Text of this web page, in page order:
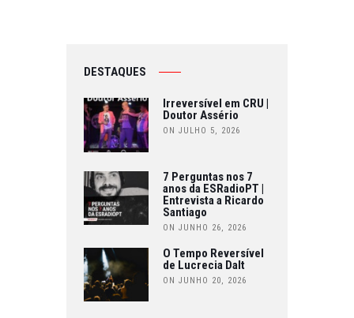
DESTAQUES
Irreversível em CRU |
Doutor Assério
ON JULHO 5, 2026
7 Perguntas nos 7
anos da ESRadioPT |
Entrevista a Ricardo
Santiago
ON JUNHO 26, 2026
O Tempo Reversível
de Lucrecia Dalt
ON JUNHO 20, 2026